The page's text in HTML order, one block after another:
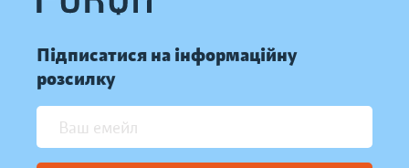
Підписатися на інформаційну
розсилку